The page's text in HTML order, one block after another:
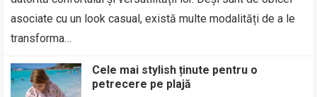
asociate cu un look casual, există multe modalități de a le
transforma…
Cele mai stylish ținute pentru o
petrecere pe plajă